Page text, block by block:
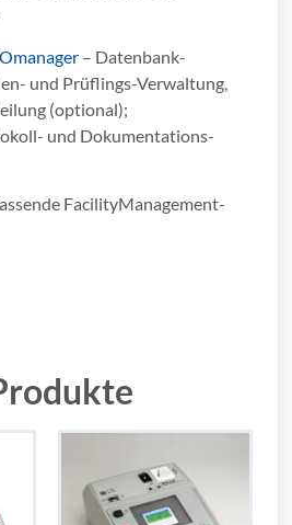
– Datenbank-
und Prüflings-Verwaltung,
(optional);
und Dokumentations-
FacilityManagement-